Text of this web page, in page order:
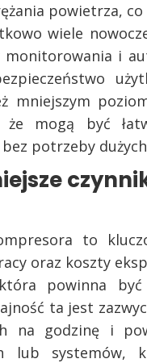
powietrza, co
wiele
monitorowania i
mniejszym
że mogą być
potrzeby
to
oraz koszty
powinna
ta jest
na godzinę i
lub systemów,